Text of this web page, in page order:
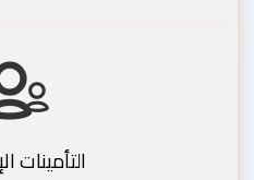
التأمينات